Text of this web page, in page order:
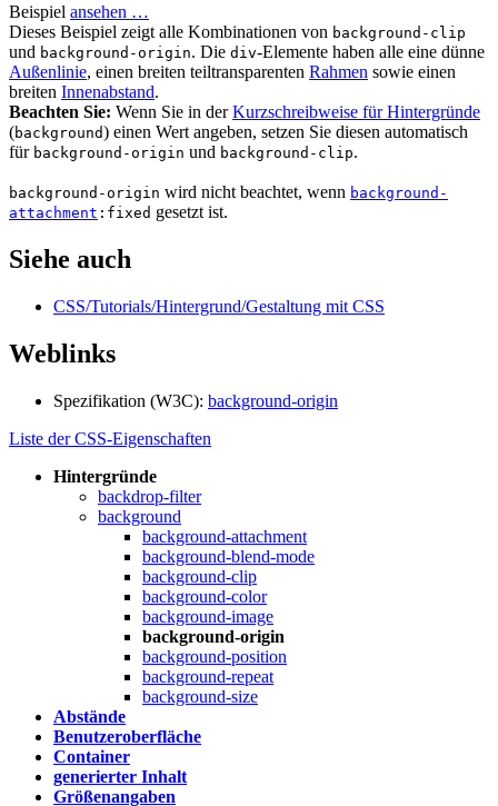
Beispiel ansehen …
Dieses Beispiel zeigt alle Kombinationen von background-clip
und background-origin. Die div-Elemente haben alle eine dünne
Außenlinie, einen breiten teiltransparenten Rahmen sowie einen
breiten Innenabstand.
Beachten Sie: Wenn Sie in derKurzschreibweise für Hintergründe
(background) einen Wert angeben, setzen Sie diesen automatisch
für background-origin und background-clip.
background-origin wird nicht beachtet, wenn background-
attachment :fixed gesetzt ist.
Siehe auch
CSS/Tutorials/Hintergrund/Gestaltung mit CSS
Weblinks
Spezifikation (W3C): background-origin
Liste der CSS-Eigenschaften
Hintergründe
backdrop-filter
background
background-attachment
background-blend-mode
background-clip
background-color
background-image
background-origin
background-position
background-repeat
background-size
Abstände
Benutzeroberfläche
Container
generierter Inhalt
Größenangaben